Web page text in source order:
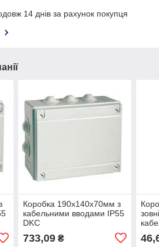
14 днів за рахунок покупця
Коробка 190х140х70мм з
кабельними вводами IP55
DKC
733,09₴